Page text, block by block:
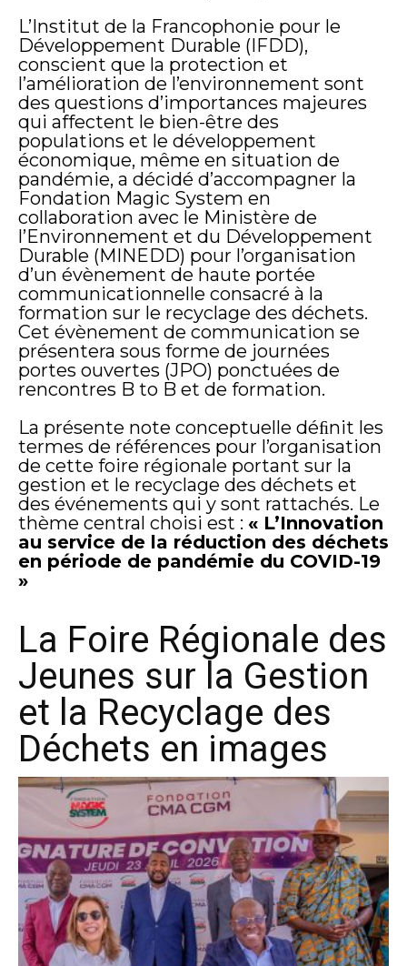
L’Institut de la Francophonie pour le
Développement Durable (IFDD),
conscient que la protection et
l’amélioration de l’environnement sont
des questions d’importances majeures
qui affectent le bien-être des
populations et le développement
économique, même en situation de
pandémie, a décidé d’accompagner la
Fondation Magic System en
collaboration avec le Ministère de
l’Environnement et du Développement
Durable (MINEDD) pour l’organisation
d’un évènement de haute portée
communicationnelle consacré à la
formation sur le recyclage des déchets.
Cet évènement de communication se
présentera sous forme de journées
portes ouvertes (JPO) ponctuées de
rencontres B to B et de formation.
La présente note conceptuelle déﬁnit les
termes de références pour l’organisation
de cette foire régionale portant sur la
gestion et le recyclage des déchets et
des événements qui y sont rattachés. Le
thème central choisi est : « L’Innovation
au service de la réduction des déchets
en période de pandémie du COVID-19
»
La Foire Régionale des
Jeunes sur la Gestion
et la Recyclage des
Déchets en images